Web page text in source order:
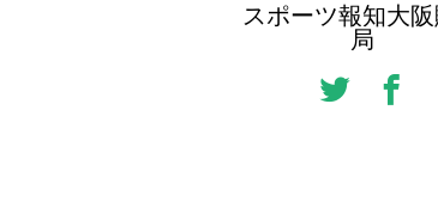
スポーツ報知大
局